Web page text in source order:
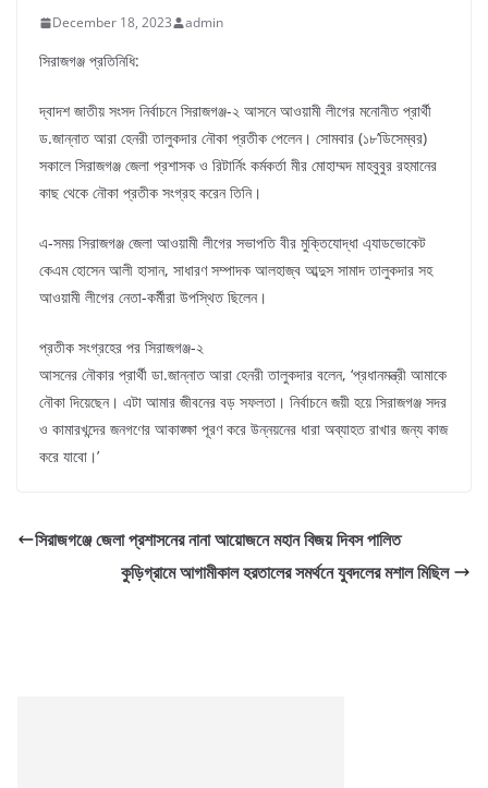
December 18, 2023 admin
সিরাজগঞ্জ প্রতিনিধি:
দ্বাদশ জাতীয় সংসদ নির্বাচনে সিরাজগঞ্জ-২ আসনে আওয়ামী লীগের মনোনীত প্রার্থী
ড.জান্নাত আরা হেনরী তালুকদার নৌকা প্রতীক‌ পেলেন। সোমবার (১৮’ডিসেম্বর)
সকালে সিরাজগঞ্জ জেলা প্রশাসক ও রিটার্নিং কর্মকর্তা মীর মোহাম্মদ মাহবুবুর রহমানের
কাছ থেকে নৌকা প্রতীক সংগ্রহ করেন তিনি।
এ-সময় সিরাজগঞ্জ জেলা আওয়ামী লীগের সভাপতি বীর মুক্তিযোদ্ধা এ্যাডভোকেট
কেএম হোসেন আলী হাসান, সাধারণ সম্পাদক আলহাজ্ব আব্দুস সামাদ তালুকদার সহ
আওয়ামী লীগের নেতা-কর্মীরা উপস্থিত ছিলেন।
প্রতীক সংগ্রহের পর সিরাজগঞ্জ-২
আসনের নৌকার প্রার্থী ডা.জান্নাত আরা হেনরী তালুকদার বলেন, ‘প্রধানমন্ত্রী আমাকে
নৌকা দিয়েছেন। এটা আমার জীবনের বড় সফলতা। নির্বাচনে জয়ী হয়ে সিরাজগঞ্জ সদর
ও কামারখন্দের জনগণের আকাঙ্ক্ষা পূরণ করে উন্নয়নের ধারা অব্যাহত রাখার জন্য কাজ
করে যাবো।’
সিরাজগঞ্জে জেলা প্রশাসনের নানা আয়োজনে মহান বিজয় দিবস পালিত
কুড়িগ্রামে আগামীকাল হরতালের সমর্থনে যুবদলের মশাল মিছিল